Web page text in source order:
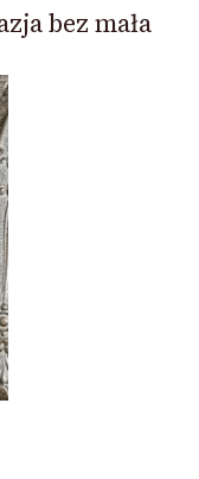
bez mała